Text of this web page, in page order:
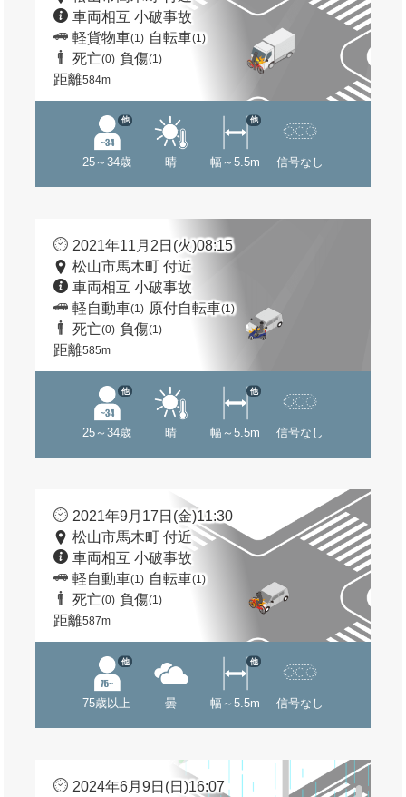
車両相互 小破事故
軽貨物車(1) 自転車(1)
死亡(0) 負傷(1)
距離584m
25～34歳
他
晴 幅～5.5m
他
信号なし
2021年11月2日(火)08:15
松山市馬木町 付近
車両相互 小破事故
軽自動車(1) 原付自転車(1)
死亡(0) 負傷(1)
距離585m
25～34歳
他
晴 幅～5.5m
他
信号なし
2021年9月17日(金)11:30
松山市馬木町 付近
車両相互 小破事故
軽自動車(1) 自転車(1)
死亡(0) 負傷(1)
距離587m
75歳以上
他
曇 幅～5.5m
他
信号なし
2024年6月9日(日)16:07